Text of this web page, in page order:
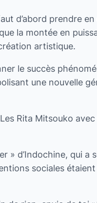
d’abord prendre
la montée en
artistique.
le succès
une nouvelle
Rita Mitsouko
» d’Indochine, qui a
sociales